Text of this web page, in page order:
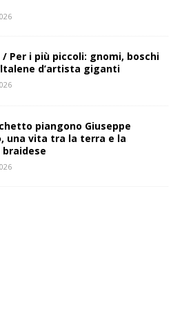
/ Per i più piccoli: gnomi, boschi
d’artista giganti
piangono Giuseppe
una vita tra la terra e la